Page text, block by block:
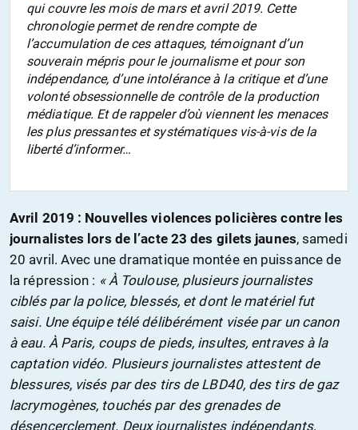
qui couvre les mois de mars et avril 2019. Cette
chronologie permet de rendre compte de
l’accumulation de ces attaques, témoignant d’un
souverain mépris pour le journalisme et pour son
indépendance, d’une intolérance à la critique et d’une
volonté obsessionnelle de contrôle de la production
médiatique. Et de rappeler d’où viennent les menaces
les plus pressantes et systématiques vis-à-vis de la
liberté d’informer…
Avril 2019 : Nouvelles violences policières contre les
journalistes lors de l’acte 23 des gilets jaunes, samedi
20 avril. Avec une dramatique montée en puissance de
la répression : « À Toulouse, plusieurs journalistes
ciblés par la police, blessés, et dont le matériel fut
saisi. Une équipe télé délibérément visée par un canon
à eau. À Paris, coups de pieds, insultes, entraves à la
captation vidéo. Plusieurs journalistes attestent de
blessures, visés par des tirs de LBD40, des tirs de gaz
lacrymogènes, touchés par des grenades de
désencerclement. Deux journalistes indépendants,